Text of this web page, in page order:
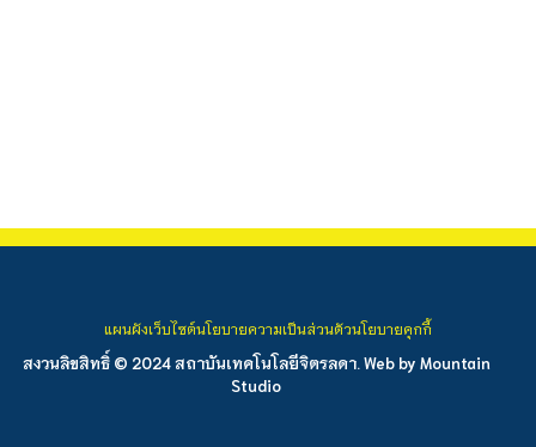
สงวนลิขสิทธิ์ © 2024 สถาบันเทคโนโลยีจิตรลดา. Web by Mountain
Studio
แผนผังเว็บไซต์นโยบายความเป็นส่วนตัวนโยบายคุกกี้